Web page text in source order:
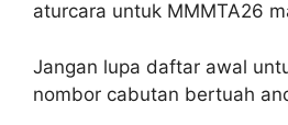
aturcara untuk MMMTA26
Jangan lupa daftar awal
nombor cabutan bertuah